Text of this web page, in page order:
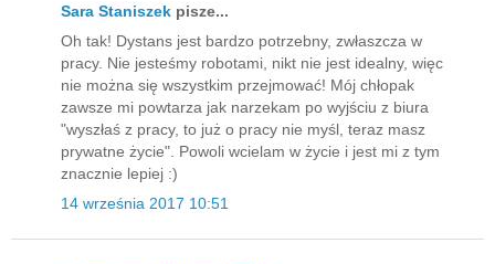
Sara Staniszek pisze...
Oh tak! Dystans jest bardzo potrzebny, zwłaszcza w
pracy. Nie jesteśmy robotami, nikt nie jest idealny, więc
nie można się wszystkim przejmować! Mój chłopak
zawsze mi powtarza jak narzekam po wyjściu z biura
"wyszłaś z pracy, to już o pracy nie myśl, teraz masz
prywatne życie". Powoli wcielam w życie i jest mi z tym
znacznie lepiej :)
14 września 2017 10:51